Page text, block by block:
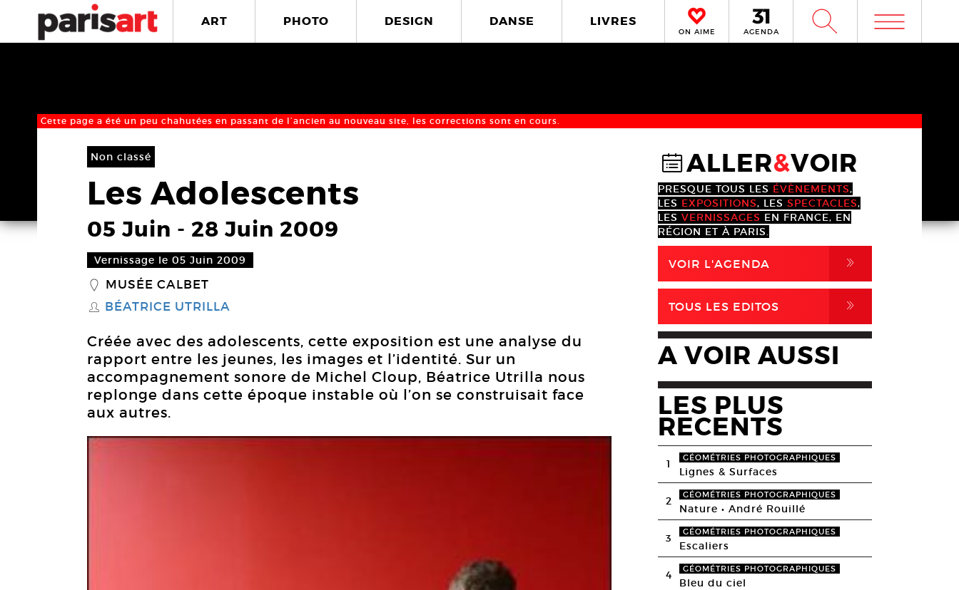
ART PHOTO DESIGN DANSE LIVRES
ON AIME AGENDA W m
Cette page a été un peu chahutées en passant de l’ancien au nouveau site, les corrections sont en cours.
Non classé
Les Adolescents
05 Juin - 28 Juin 2009
Vernissage le 05 Juin 2009
_ MUSÉE CALBET
S BÉATRICE UTRILLA
Créée avec des adolescents, cette exposition est une analyse du
rapport entre les jeunes, les images et l’identité. Sur un
accompagnement sonore de Michel Cloup, Béatrice Utrilla nous
replonge dans cette époque instable où l’on se construisait face
aux autres.
@ALLER&VOIR
PRESQUE TOUS LES ÉVÈNEMENTS,
LES EXPOSITIONS, LES SPECTACLES,
LES VERNISSAGES EN FRANCE, EN
RÉGION ET À PARIS.
VOIR L'AGENDA ,
TOUS LES EDITOS ,
A VOIR AUSSI
LES PLUS
RECENTS
1 GÉOMÉTRIES PHOTOGRAPHIQUES
Lignes & Surfaces
2 GÉOMÉTRIES PHOTOGRAPHIQUES
Nature • André Rouillé
3 GÉOMÉTRIES PHOTOGRAPHIQUES
Escaliers
4 GÉOMÉTRIES PHOTOGRAPHIQUES
Bleu du ciel